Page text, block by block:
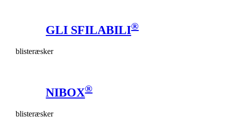
GLI SFILABILI®
blisteræsker
NIBOX®
blisteræsker